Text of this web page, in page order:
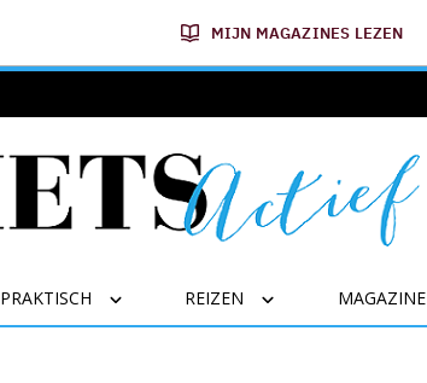
MIJN MAGAZINES LEZEN
PRAKTISCH REIZEN MAGAZINE